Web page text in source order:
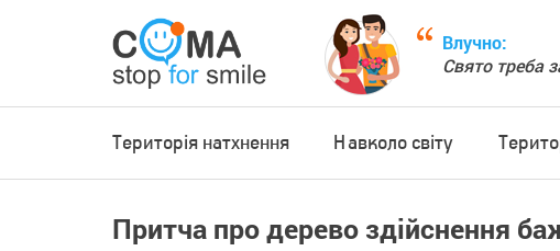
Влучно:
Свято треба
Територія натхнення Навколо світу
Притча про дерево здійснення